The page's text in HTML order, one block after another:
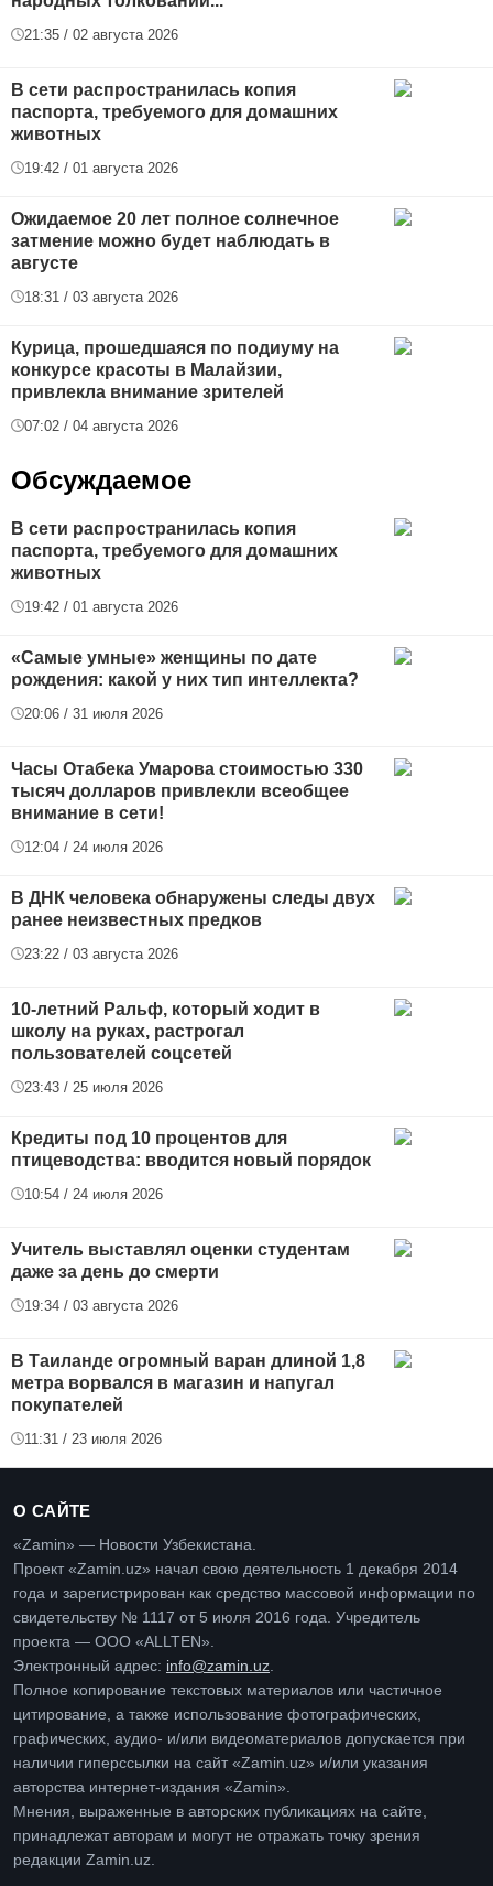
21:35 / 02 августа 2026
В сети распространилась копия
паспорта, требуемого для домашних
животных
19:42 / 01 августа 2026
Ожидаемое 20 лет полное солнечное
затмение можно будет наблюдать в
августе
18:31 / 03 августа 2026
Курица, прошедшаяся по подиуму на
конкурсе красоты в Малайзии,
привлекла внимание зрителей
07:02 / 04 августа 2026
Обсуждаемое
В сети распространилась копия
паспорта, требуемого для домашних
животных
19:42 / 01 августа 2026
«Самые умные» женщины по дате
рождения: какой у них тип интеллекта?
20:06 / 31 июля 2026
Часы Отабека Умарова стоимостью 330
тысяч долларов привлекли всеобщее
внимание в сети!
12:04 / 24 июля 2026
В ДНК человека обнаружены следы двух
ранее неизвестных предков
23:22 / 03 августа 2026
10-летний Ральф, который ходит в
школу на руках, растрогал
пользователей соцсетей
23:43 / 25 июля 2026
Кредиты под 10 процентов для
птицеводства: вводится новый порядок
10:54 / 24 июля 2026
Учитель выставлял оценки студентам
даже за день до смерти
19:34 / 03 августа 2026
В Таиланде огромный варан длиной 1,8
метра ворвался в магазин и напугал
покупателей
11:31 / 23 июля 2026
О САЙТЕ
«Zamin» — Новости Узбекистана.
Проект «Zamin.uz» начал свою деятельность 1 декабря 2014
года и зарегистрирован как средство массовой информации по
свидетельству № 1117 от 5 июля 2016 года. Учредитель
проекта — ООО «ALLTEN».
Электронный адрес: info@zamin.uz
Полное копирование текстовых материалов или частичное
цитирование, а также использование фотографических,
графических, аудио- и/или видеоматериалов допускается при
наличии гиперссылки на сайт «Zamin.uz» и/или указания
авторства интернет-издания «Zamin».
Мнения, выраженные в авторских публикациях на сайте,
принадлежат авторам и могут не отражать точку зрения
редакции Zamin.uz.